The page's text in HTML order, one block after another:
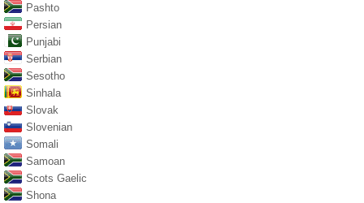
Pashto
Persian
Punjabi
Serbian
Sesotho
Sinhala
Slovak
Slovenian
Somali
Samoan
Scots Gaelic
Shona